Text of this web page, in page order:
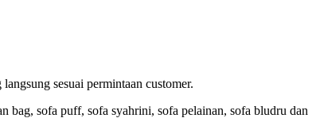
sesuai permintaan customer.
bag, sofa puff, sofa syahrini, sofa pelainan, sofa bludru dan